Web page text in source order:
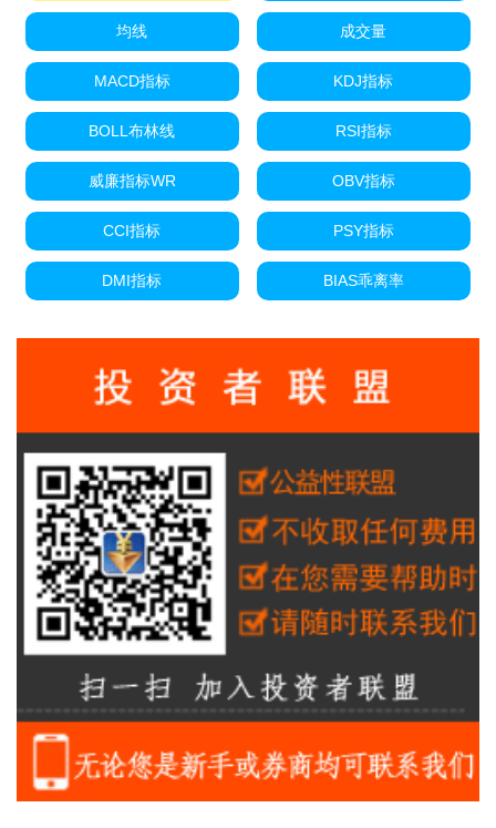
均线 成交量
MACD指标 KDJ指标
BOLL布林线 RSI指标
威廉指标WR OBV指标
CCI指标 PSY指标
DMI指标 BIAS乖离率